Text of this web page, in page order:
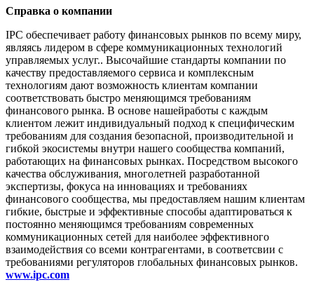
Справка о компании
IPC обеспечивает работу финансовых рынков по всему миру,
являясь лидером в сфере коммуникационных технологий
управляемых услуг.. Высочайшие стандарты компании по
качеству предоставляемого сервиса и комплексным
технологиям дают возможность клиентам компании
соответствовать быстро меняющимся требованиям
финансового рынка. В основе нашейработы с каждым
клиентом лежит индивидуальный подход к специфическим
требованиям для создания безопасной, производительной и
гибкой экосистемы внутри нашего сообщества компаний,
работающих на финансовых рынках. Посредством высокого
качества обслуживания, многолетней разработанной
экспертизы, фокуса на инновациях и требованиях
финансового сообщества, мы предоставляем нашим клиентам
гибкие, быстрые и эффективные способы адаптироваться к
постоянно меняющимся требованиям современных
коммуникационных сетей для наиболее эффективного
взаимодействия со всеми контрагентами, в соответсвии с
требованиями регуляторов глобальных финансовых рынков.
www.ipc.com